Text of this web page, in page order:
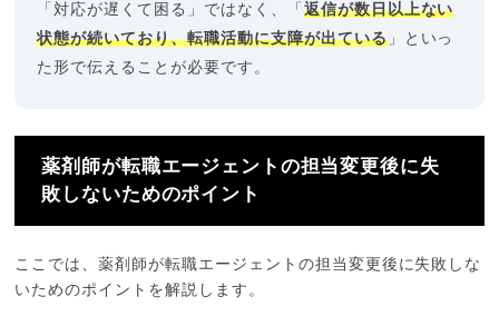
「対応が遅くて困る」ではなく、「 返信が数日以上ない
状態が続いており、転職活動に支障が出ている」といっ
た形で伝えることが必要です。
薬剤師が転職エージェントの担当変更後に失
敗しないためのポイント
ここでは、薬剤師が転職エージェントの担当変更後に失敗しな
いためのポイントを解説します。